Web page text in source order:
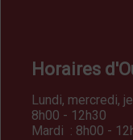
Horaires
Lundi, mercredi,
8h00 - 12h30
Mardi : 8h00 -